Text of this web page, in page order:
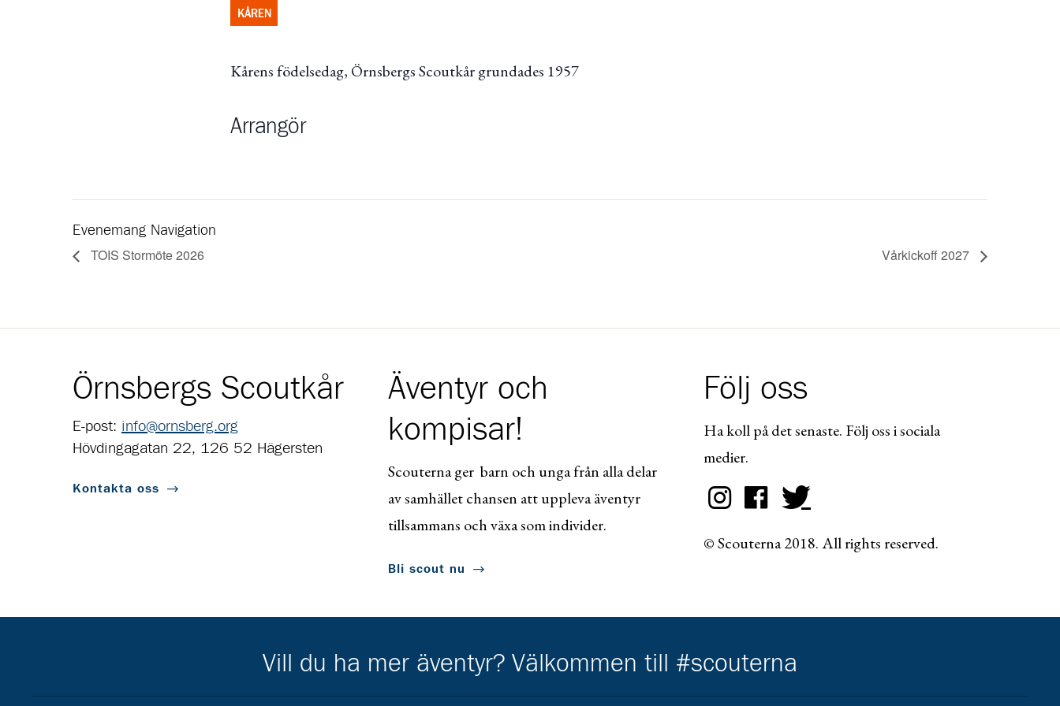
KÅREN
Kårens födelsedag, Örnsbergs Scoutkår grundades 1957
Arrangör
Evenemang Navigation
TOIS Stormöte 2026 Vårkickoff 2027
Örnsbergs Scoutkår
E-post: info@ornsberg.org
Hövdingagatan 22, 126 52 Hägersten
Kontakta oss
Äventyr och
kompisar!
Scouterna ger barn och unga från alla delar
av samhället chansen att uppleva äventyr
tillsammans och växa som individer.
Bli scout nu
Följ oss
Ha koll på det senaste. Följ oss i sociala
medier.
© Scouterna 2018. All rights reserved.
Vill du ha mer äventyr? Välkommen till #scouterna